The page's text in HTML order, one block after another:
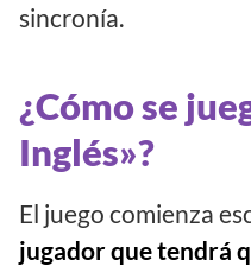
sincronía.
¿Cómo se
Inglés»?
El juego comienza
jugador que tendrá